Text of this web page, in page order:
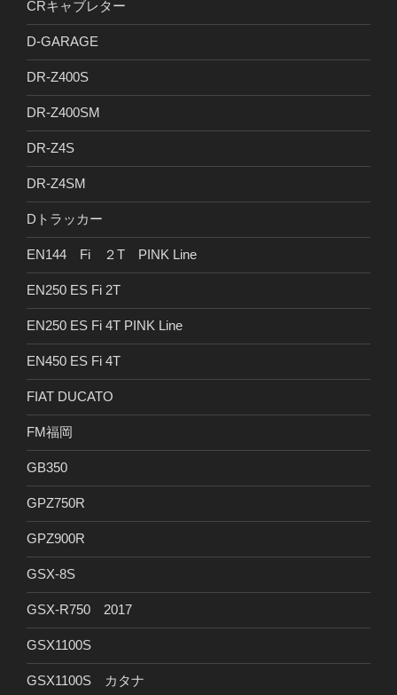
CRキャブレター
D-GARAGE
DR-Z400S
DR-Z400SM
DR-Z4S
DR-Z4SM
Dトラッカー
EN144 Fi ２T PINK Line
EN250 ES Fi 2T
EN250 ES Fi 4T PINK Line
EN450 ES Fi 4T
FIAT DUCATO
FM福岡
GB350
GPZ750R
GPZ900R
GSX-8S
GSX-R750 2017
GSX1100S
GSX1100S カタナ